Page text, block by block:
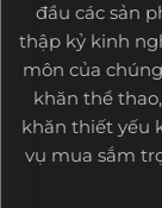
đầu các sản
thập kỷ kinh
môn của
khăn thể
khăn thiết yếu
vụ mua sắm